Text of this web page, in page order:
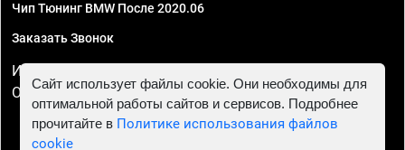
Чип Тюнинг BMW После 2020.06
Заказать Звонок
ИП Смирнов Георгий Павлович. ИНН 781302555843,
ОГРНИП 324470400032610
Сайт использует файлы cookie. Они необходимы для
оптимальной работы сайтов и сервисов. Подробнее
прочитайте в Политике использования файлов
cookie